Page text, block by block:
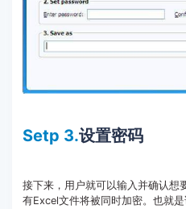
Setp 3.设置密码
接下来，用户就可以输入并确认想
有Excel文件将被同时加密。也就